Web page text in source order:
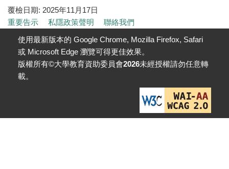
覆檢日期: 2025年11月17日
重要告示
私隱政策聲明
聯絡我們
使用最新版本的 Google Chrome, Mozilla Firefox, Safari
或 Microsoft Edge 瀏覽可得更佳效果。
版權所有©大學教育資助委員會2026未經授權請勿任意轉
載。